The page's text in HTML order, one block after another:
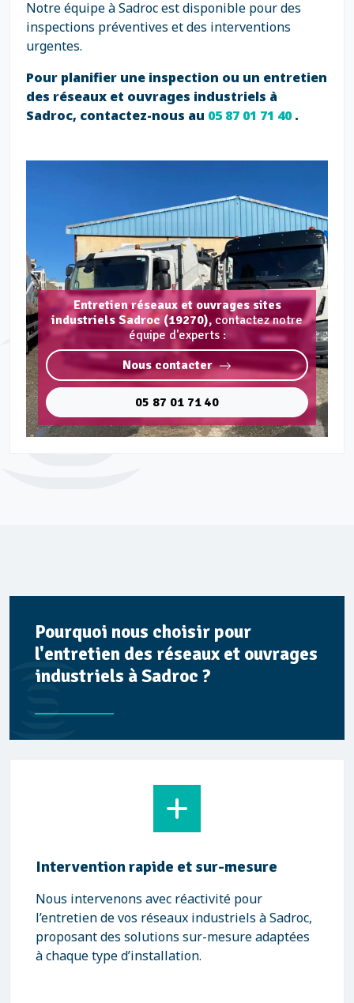
Notre équipe à Sadroc est disponible pour des
inspections préventives et des interventions
urgentes.
Pour planifier une inspection ou un entretien
des réseaux et ouvrages industriels à
Sadroc, contactez-nous au 05 87 01 71 40.
Entretien réseaux et ouvrages sites
industriels Sadroc (19270), contactez notre
équipe d'experts :
Nous contacter
05 87 01 71 40
Pourquoi nous choisir pour
l'entretien des réseaux et ouvrages
industriels à Sadroc ?
Intervention rapide et sur-mesure
Nous intervenons avec réactivité pour
l’entretien de vos réseaux industriels à Sadroc,
proposant des solutions sur-mesure adaptées
à chaque type d’installation.